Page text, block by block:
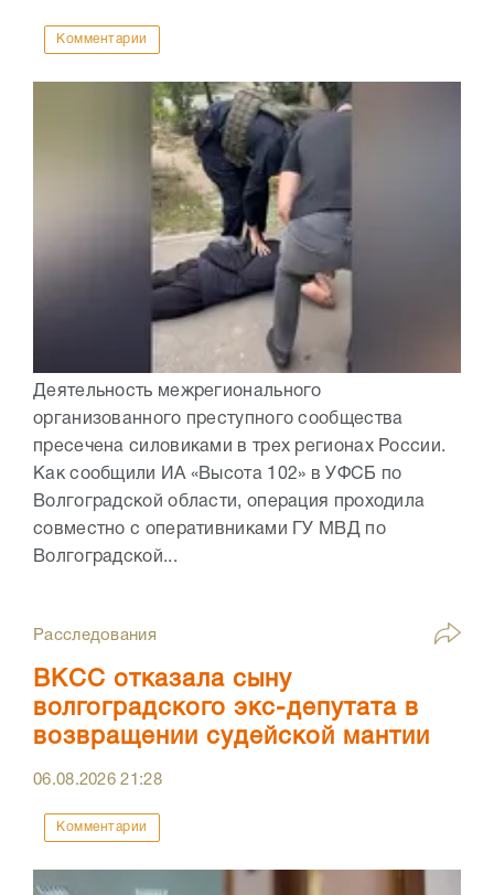
Комментарии
Деятельность межрегионального
организованного преступного сообщества
пресечена силовиками в трех регионах России.
Как сообщили ИА «Высота 102» в УФСБ по
Волгоградской области, операция проходила
совместно с оперативниками ГУ МВД по
Волгоградской...
Расследования
ВКСС отказала сыну
волгоградского экс-депутата в
возвращении судейской мантии
06.08.202621:28
Комментарии